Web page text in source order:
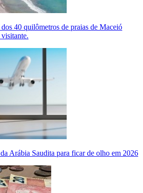
40 quilômetros de praias de Maceió
Arábia Saudita para ficar de olho em 2026